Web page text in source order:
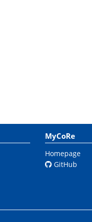
MyCoRe
Homepage
GitHub